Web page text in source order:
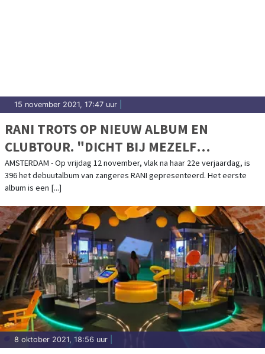
15 november 2021, 17:47 uur
RANI TROTS OP NIEUW ALBUM EN
CLUBTOUR. "DICHT BIJ MEZELF
GEBLEVEN IN EEN DROOM DIE UITKOMT"
AMSTERDAM - Op vrijdag 12 november, vlak na haar 22e verjaardag, is
396 het debuutalbum van zangeres RANI gepresenteerd. Het eerste
album is een [...]
8 oktober 2021, 18:56 uur